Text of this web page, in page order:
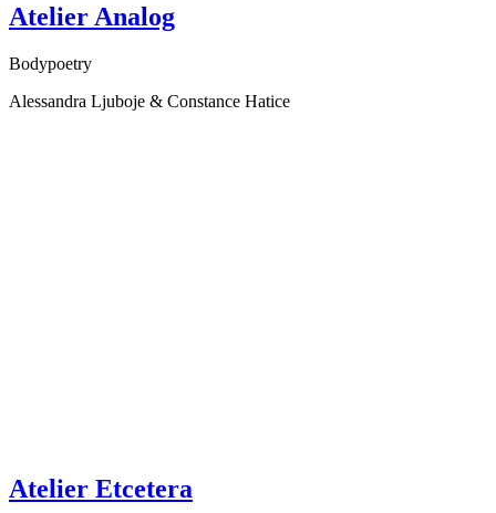
Atelier Analog
Bodypoetry
Alessandra Ljuboje & Constance Hatice
Atelier Etcetera